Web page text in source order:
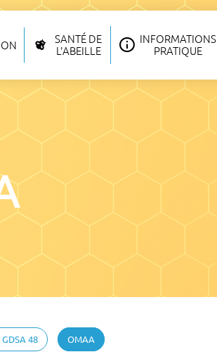
SANTÉ DE
L'ABEILLE
INFORMATIONS
PRATIQUE
GDSA 48 OMAA